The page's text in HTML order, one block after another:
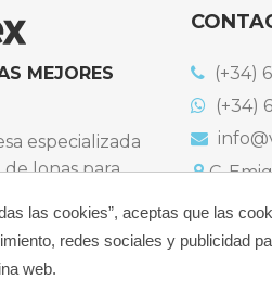
MEJORES
especializada
lonas para
y
privadas
(+34)
(+34)
C.
España
las cookies”, aceptas que las
redes sociales y publicidad
web.